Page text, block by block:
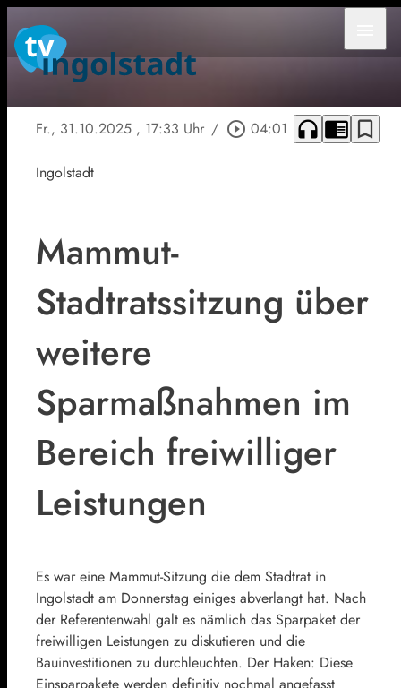
Fr., 31.10.2025 , 17:33 Uhr / play_circle_outline 04:01 headphones chrome_reader_mode bookmark_border
Ingolstadt
Mammut-
Stadtratssitzung über
weitere
Sparmaßnahmen im
Bereich freiwilliger
Leistungen
Es war eine Mammut-Sitzung die dem Stadtrat in
Ingolstadt am Donnerstag einiges abverlangt hat. Nach
der Referentenwahl galt es nämlich das Sparpaket der
freiwilligen Leistungen zu diskutieren und die
Bauinvestitionen zu durchleuchten. Der Haken: Diese